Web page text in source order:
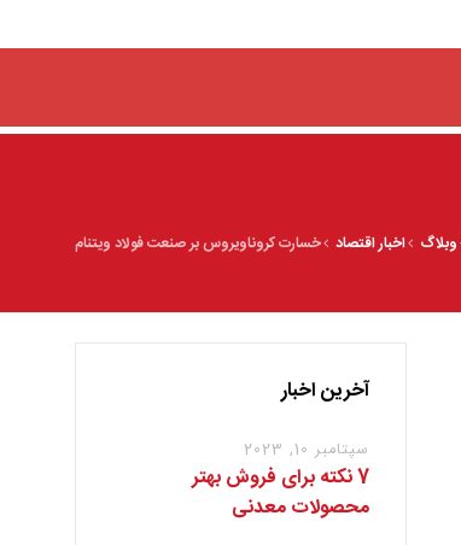
وبلاگ اخبار اقتصاد خسارت کروناویروس بر صنعت فولاد ویتنام
آخرین اخبار
سپتامبر 10, 2023
7 نکته برای فروش بهتر
محصولات معدنی